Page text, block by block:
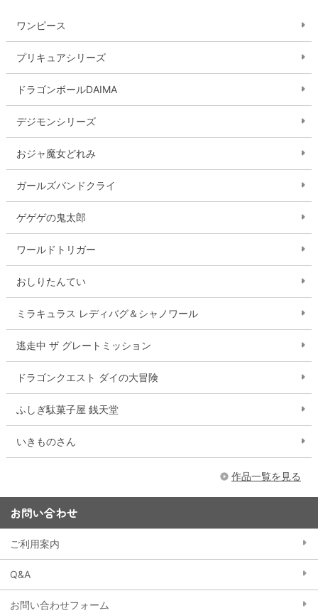
ワンピース
プリキュアシリーズ
ドラゴンボールDAIMA
デジモンシリーズ
おジャ魔女どれみ
ガールズバンドクライ
ゲゲゲの鬼太郎
ワールドトリガー
おしりたんてい
ミラキュラス レディバグ＆シャノワール
逃走中 ザ グレートミッション
ドラゴンクエスト ダイの大冒険
ふしぎ駄菓子屋 銭天堂
いきものさん
作品一覧を見る
お問い合わせ
ご利用案内
Q&A
お問い合わせフォーム